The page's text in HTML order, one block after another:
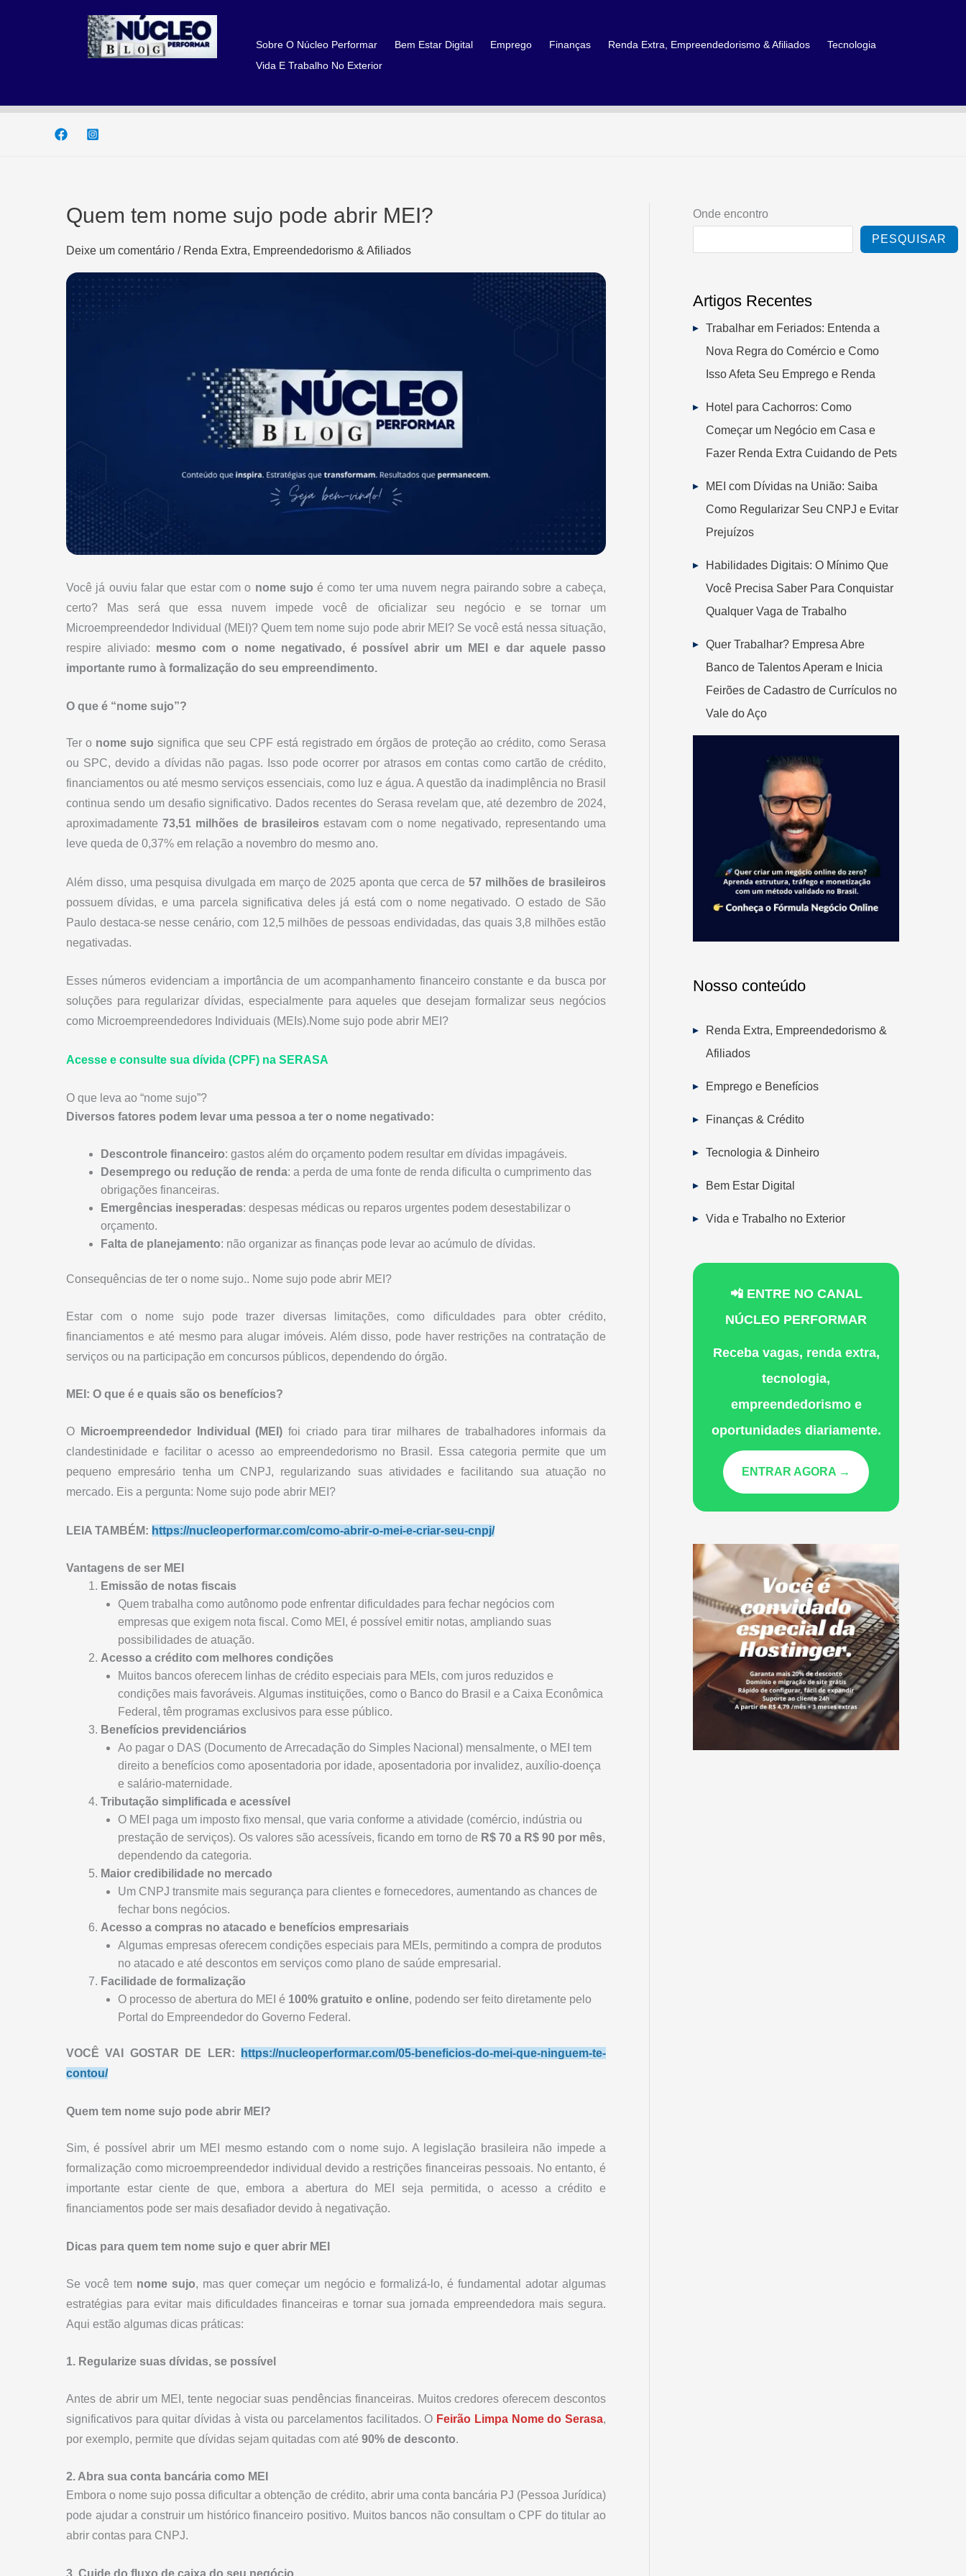
Sobre O Núcleo Performar Bem Estar Digital Emprego Finanças Renda Extra, Empreendedorismo & Afiliados
Tecnologia
Vida E Trabalho No Exterior
Quem tem nome sujo pode abrir MEI?
Deixe um comentário / Renda Extra, Empreendedorismo & Afiliados
Você já ouviu falar que estar com o nome sujo é como ter uma nuvem negra pairando sobre a cabeça,
certo? Mas será que essa nuvem impede você de oficializar seu negócio e se tornar um
Microempreendedor Individual (MEI)? Quem tem nome sujo pode abrir MEI? Se você está nessa situação,
respire aliviado: mesmo com o nome negativado, é possível abrir um MEI e dar aquele passo
importante rumo à formalização do seu empreendimento.
O que é “nome sujo”?
Ter o nome sujo significa que seu CPF está registrado em órgãos de proteção ao crédito, como Serasa
ou SPC, devido a dívidas não pagas. Isso pode ocorrer por atrasos em contas como cartão de crédito,
financiamentos ou até mesmo serviços essenciais, como luz e água. A questão da inadimplência no Brasil
continua sendo um desafio significativo. Dados recentes do Serasa revelam que, até dezembro de 2024,
aproximadamente73,51 milhões de brasileirosestavam com o nome negativado, representando uma
leve queda de 0,37% em relação a novembro do mesmo ano. ​
Além disso, uma pesquisa divulgada em março de 2025 aponta que cerca de 57 milhões de brasileiros
possuem dívidas, e uma parcela significativa deles já está com o nome negativado. O estado de São
Paulo destaca-se nesse cenário, com 12,5 milhões de pessoas endividadas, das quais 3,8 milhões estão
negativadas. ​
Esses números evidenciam a importância de um acompanhamento financeiro constante e da busca por
soluções para regularizar dívidas, especialmente para aqueles que desejam formalizar seus negócios
como Microempreendedores Individuais (MEIs).Nome sujo pode abrir MEI?
Acesse e consulte sua dívida (CPF) na SERASA
O que leva ao “nome sujo”?
Diversos fatores podem levar uma pessoa a ter o nome negativado:
Descontrole financeiro: gastos além do orçamento podem resultar em dívidas impagáveis.
Desemprego ou redução de renda: a perda de uma fonte de renda dificulta o cumprimento das
obrigações financeiras.
Emergências inesperadas: despesas médicas ou reparos urgentes podem desestabilizar o
orçamento.
Falta de planejamento: não organizar as finanças pode levar ao acúmulo de dívidas.
Consequências de ter o nome sujo.. Nome sujo pode abrir MEI?
Estar com o nome sujo pode trazer diversas limitações, como dificuldades para obter crédito,
financiamentos e até mesmo para alugar imóveis. Além disso, pode haver restrições na contratação de
serviços ou na participação em concursos públicos, dependendo do órgão.
MEI: O que é e quais são os benefícios?
O Microempreendedor Individual (MEI) foi criado para tirar milhares de trabalhadores informais da
clandestinidade e facilitar o acesso ao empreendedorismo no Brasil. Essa categoria permite que um
pequeno empresário tenha um CNPJ, regularizando suas atividades e facilitando sua atuação no
mercado. Eis a pergunta: Nome sujo pode abrir MEI?
LEIA TAMBÉM: https://nucleoperformar.com/como-abrir-o-mei-e-criar-seu-cnpj/
Vantagens de ser MEI
Emissão de notas fiscais
Quem trabalha como autônomo pode enfrentar dificuldades para fechar negócios com
empresas que exigem nota fiscal. Como MEI, é possível emitir notas, ampliando suas
possibilidades de atuação.
Acesso a crédito com melhores condições
Muitos bancos oferecem linhas de crédito especiais para MEIs, com juros reduzidos e
condições mais favoráveis. Algumas instituições, como o Banco do Brasil e a Caixa Econômica
Federal, têm programas exclusivos para esse público.
Benefícios previdenciários
Ao pagar o DAS (Documento de Arrecadação do Simples Nacional) mensalmente, o MEI tem
direito a benefícios como aposentadoria por idade, aposentadoria por invalidez, auxílio-doença
e salário-maternidade.
Tributação simplificada e acessível
O MEI paga um imposto fixo mensal, que varia conforme a atividade (comércio, indústria ou
prestação de serviços). Os valores são acessíveis, ficando em torno de R$ 70 a R$ 90 por mês,
dependendo da categoria.
Maior credibilidade no mercado
Um CNPJ transmite mais segurança para clientes e fornecedores, aumentando as chances de
fechar bons negócios.
Acesso a compras no atacado e benefícios empresariais
Algumas empresas oferecem condições especiais para MEIs, permitindo a compra de produtos
no atacado e até descontos em serviços como plano de saúde empresarial.
Facilidade de formalização
O processo de abertura do MEI é 100% gratuito e online, podendo ser feito diretamente pelo
Portal do Empreendedor do Governo Federal.
VOCÊ VAI GOSTAR DE LER:
https://nucleoperformar.com/05-beneficios-do-mei-que-ninguem-te-
contou/
Quem tem nome sujo pode abrir MEI?
Sim, é possível abrir um MEI mesmo estando com o nome sujo. A legislação brasileira não impede a
formalização como microempreendedor individual devido a restrições financeiras pessoais. No entanto, é
importante estar ciente de que, embora a abertura do MEI seja permitida, o acesso a crédito e
financiamentos pode ser mais desafiador devido à negativação.
Dicas para quem tem nome sujo e quer abrir MEI
Se você tem nome sujo, mas quer começar um negócio e formalizá-lo, é fundamental adotar algumas
estratégias para evitar mais dificuldades financeiras e tornar sua jornada empreendedora mais segura.
Aqui estão algumas dicas práticas:
1. Regularize suas dívidas, se possível
Antes de abrir um MEI, tente negociar suas pendências financeiras. Muitos credores oferecem descontos
significativos para quitar dívidas à vista ou parcelamentos facilitados. O Feirão Limpa Nome do Serasa,
por exemplo, permite que dívidas sejam quitadas com até 90% de desconto.
2. Abra sua conta bancária como MEI
Embora o nome sujo possa dificultar a obtenção de crédito, abrir uma conta bancária PJ (Pessoa Jurídica)
pode ajudar a construir um histórico financeiro positivo. Muitos bancos não consultam o CPF do titular ao
abrir contas para CNPJ.
3. Cuide do fluxo de caixa do seu negócio
Onde encontro
PESQUISAR
Artigos Recentes
Trabalhar em Feriados: Entenda a
Nova Regra do Comércio e Como
Isso Afeta Seu Emprego e Renda
Hotel para Cachorros: Como
Começar um Negócio em Casa e
Fazer Renda Extra Cuidando de Pets
MEI com Dívidas na União: Saiba
Como Regularizar Seu CNPJ e Evitar
Prejuízos
Habilidades Digitais: O Mínimo Que
Você Precisa Saber Para Conquistar
Qualquer Vaga de Trabalho
Quer Trabalhar? Empresa Abre
Banco de Talentos Aperam e Inicia
Feirões de Cadastro de Currículos no
Vale do Aço
Nosso conteúdo
Renda Extra, Empreendedorismo &
Afiliados
Emprego e Benefícios
Finanças & Crédito
Tecnologia & Dinheiro
Bem Estar Digital
Vida e Trabalho no Exterior
📲 ENTRE NO CANAL
NÚCLEO PERFORMAR
Receba vagas, renda extra,
tecnologia,
empreendedorismo e
oportunidades diariamente.
ENTRAR AGORA →